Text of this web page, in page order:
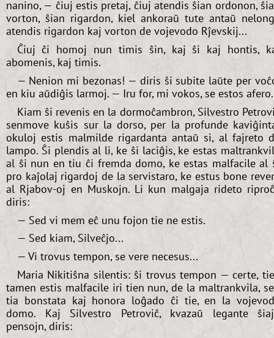
nanino, — ĉiuj estis pretaj, ĉiuj atendis ŝian ordonon,
vorton, ŝian rigardon, kiel ankoraŭ tute antaŭ
atendis rigardon kaj vorton de vojevodo Rĵevskij...
Ĉiuj ĉi homoj nun timis ŝin, kaj ŝi kaj hontis,
abomenis, kaj timis.
— Nenion mi bezonas! — diris ŝi subite laŭte per
en kiu aŭdiĝis larmoj. — Iru for, mi vokos, se estos
Kiam ŝi revenis en la dormoĉambron, Silvestro
senmove kuŝis sur la dorso, per la profunde
okuloj estis malmilde rigardanta antaŭ si, al fajreto
lampo. Ŝi plendis al li, ke ŝi laciĝis, ke estas
al ŝi nun en tiu ĉi fremda domo, ke estas malfacile al
pro kaĵolaj rigardoj de la servistaro, ke estus bone
al Rjabov-oj en Muskojn. Li kun malgaja rideto
diris:
— Sed vi mem eĉ unu fojon tie ne estis.
— Sed kiam, Silveĉjo...
— Vi trovus tempon, se vere necesus...
Maria Nikitiŝna silentis: ŝi trovus tempon — certe,
tamen estis malfacile iri tien nun, de la maltrankvila,
tia bonstata kaj honora loĝado ĉi tie, en la
domo. Kaj Silvestro Petroviĉ, kvazaŭ legante
pensojn, diris: